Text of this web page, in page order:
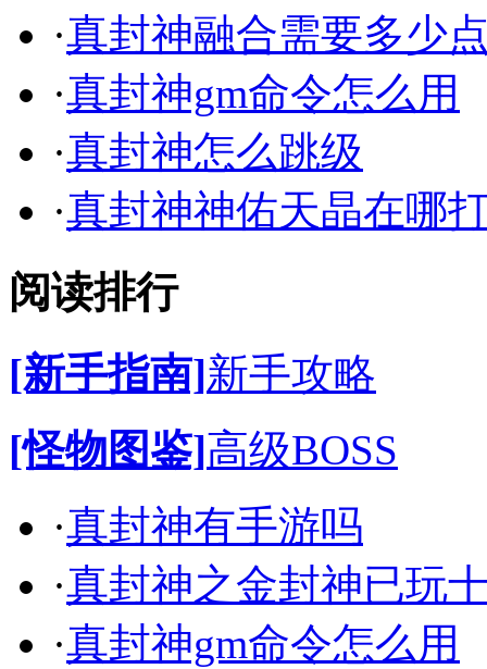
·真封神融合需要多少
·真封神gm命令怎么用
·真封神怎么跳级
·真封神神佑天晶在哪
阅读排行
[新手指南]新手攻略
[怪物图鉴]高级BOSS
·真封神有手游吗
·真封神之金封神已玩
·真封神gm命令怎么用